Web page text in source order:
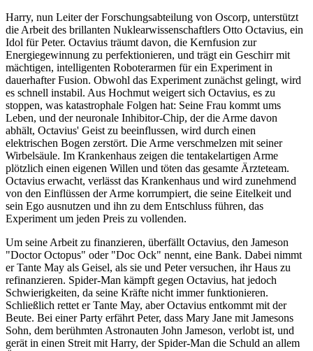
Harry, nun Leiter der Forschungsabteilung von Oscorp, unterstützt
die Arbeit des brillanten Nuklearwissenschaftlers Otto Octavius, ein
Idol für Peter. Octavius träumt davon, die Kernfusion zur
Energiegewinnung zu perfektionieren, und trägt ein Geschirr mit
mächtigen, intelligenten Roboterarmen für ein Experiment in
dauerhafter Fusion. Obwohl das Experiment zunächst gelingt, wird
es schnell instabil. Aus Hochmut weigert sich Octavius, es zu
stoppen, was katastrophale Folgen hat: Seine Frau kommt ums
Leben, und der neuronale Inhibitor-Chip, der die Arme davon
abhält, Octavius' Geist zu beeinflussen, wird durch einen
elektrischen Bogen zerstört. Die Arme verschmelzen mit seiner
Wirbelsäule. Im Krankenhaus zeigen die tentakelartigen Arme
plötzlich einen eigenen Willen und töten das gesamte Ärzteteam.
Octavius erwacht, verlässt das Krankenhaus und wird zunehmend
von den Einflüssen der Arme korrumpiert, die seine Eitelkeit und
sein Ego ausnutzen und ihn zu dem Entschluss führen, das
Experiment um jeden Preis zu vollenden.
Um seine Arbeit zu finanzieren, überfällt Octavius, den Jameson
"Doctor Octopus" oder "Doc Ock" nennt, eine Bank. Dabei nimmt
er Tante May als Geisel, als sie und Peter versuchen, ihr Haus zu
refinanzieren. Spider-Man kämpft gegen Octavius, hat jedoch
Schwierigkeiten, da seine Kräfte nicht immer funktionieren.
Schließlich rettet er Tante May, aber Octavius entkommt mit der
Beute. Bei einer Party erfährt Peter, dass Mary Jane mit Jamesons
Sohn, dem berühmten Astronauten John Jameson, verlobt ist, und
gerät in einen Streit mit Harry, der Spider-Man die Schuld an allem